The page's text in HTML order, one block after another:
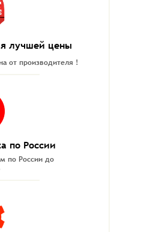
лучшей цены
от производителя !
по России
по России до